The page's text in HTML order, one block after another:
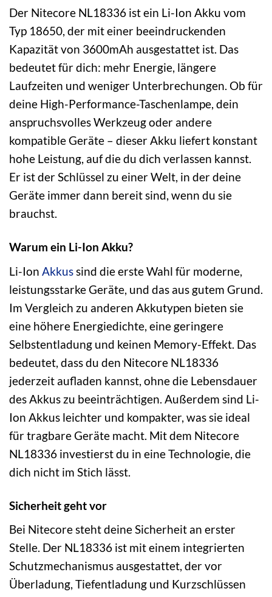
Der Nitecore NL18336 ist ein Li-Ion Akku vom
Typ 18650, der mit einer beeindruckenden
Kapazität von 3600mAh ausgestattet ist. Das
bedeutet für dich: mehr Energie, längere
Laufzeiten und weniger Unterbrechungen. Ob für
deine High-Performance-Taschenlampe, dein
anspruchsvolles Werkzeug oder andere
kompatible Geräte – dieser Akku liefert konstant
hohe Leistung, auf die du dich verlassen kannst.
Er ist der Schlüssel zu einer Welt, in der deine
Geräte immer dann bereit sind, wenn du sie
brauchst.
Warum ein Li-Ion Akku?
Li-Ion Akkussind die erste Wahl für moderne,
leistungsstarke Geräte, und das aus gutem Grund.
Im Vergleich zu anderen Akkutypen bieten sie
eine höhere Energiedichte, eine geringere
Selbstentladung und keinen Memory-Effekt. Das
bedeutet, dass du den Nitecore NL18336
jederzeit aufladen kannst, ohne die Lebensdauer
des Akkus zu beeinträchtigen. Außerdem sind Li-
Ion Akkus leichter und kompakter, was sie ideal
für tragbare Geräte macht. Mit dem Nitecore
NL18336 investierst du in eine Technologie, die
dich nicht im Stich lässt.
Sicherheit geht vor
Bei Nitecore steht deine Sicherheit an erster
Stelle. Der NL18336 ist mit einem integrierten
Schutzmechanismus ausgestattet, der vor
Überladung, Tiefentladung und Kurzschlüssen